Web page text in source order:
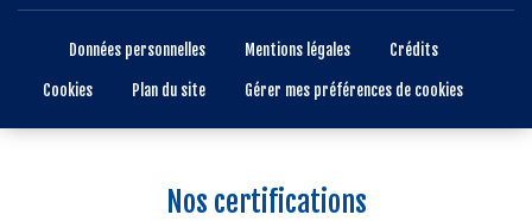
Données personnelles Mentions légales Crédits
Cookies Plan du site Gérer mes préférences de cookies
Nos certifications